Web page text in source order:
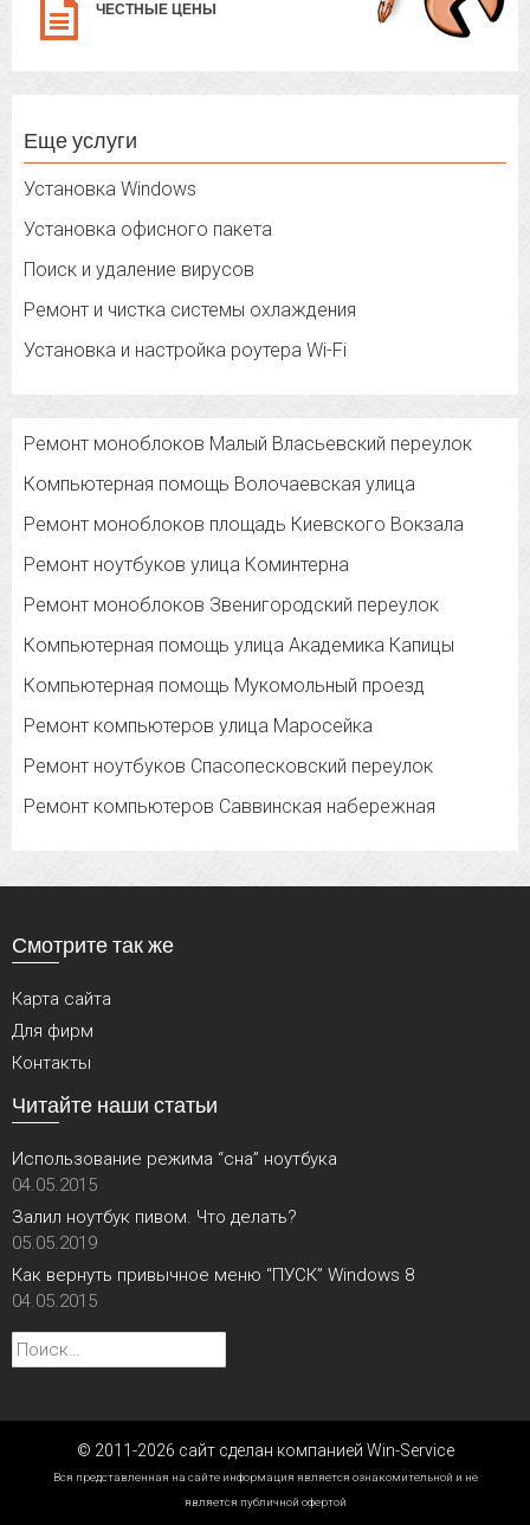
ЧЕСТНЫЕ ЦЕНЫ
Еще услуги
Установка Windows
Установка офисного пакета
Поиск и удаление вирусов
Ремонт и чистка системы охлаждения
Установка и настройка роутера Wi-Fi
Ремонт моноблоков Малый Власьевский переулок
Компьютерная помощь Волочаевская улица
Ремонт моноблоков площадь Киевского Вокзала
Ремонт ноутбуков улица Коминтерна
Ремонт моноблоков Звенигородский переулок
Компьютерная помощь улица Академика Капицы
Компьютерная помощь Мукомольный проезд
Ремонт компьютеров улица Маросейка
Ремонт ноутбуков Спасопесковский переулок
Ремонт компьютеров Саввинская набережная
Смотрите так же
Карта сайта
Для фирм
Контакты
Читайте наши статьи
Использование режима “сна” ноутбука
04.05.2015
Залил ноутбук пивом. Что делать?
05.05.2019
Как вернуть привычное меню “ПУСК” Windows 8
04.05.2015
Найти:
© 2011-2026 сайт сделан компанией Win-Service
Вся представленная на сайте информация является ознакомительной и не
является публичной офертой